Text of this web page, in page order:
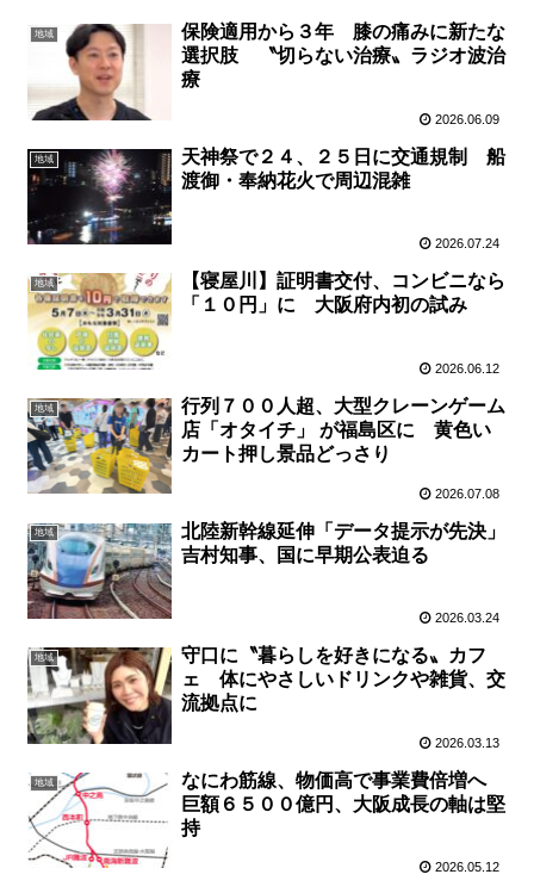
地域
保険適用から３年 膝の痛みに新たな
選択肢 〝切らない治療〟ラジオ波治
療
2026.06.09
地域
天神祭で２４、２５日に交通規制 船
渡御・奉納花火で周辺混雑
2026.07.24
地域
【寝屋川】証明書交付、コンビニなら
「１０円」に 大阪府内初の試み
2026.06.12
地域
行列７００人超、大型クレーンゲーム
店「オタイチ」 が福島区に 黄色い
カート押し景品どっさり
2026.07.08
地域
北陸新幹線延伸「データ提示が先決」
吉村知事、国に早期公表迫る
2026.03.24
地域
守口に〝暮らしを好きになる〟カフ
ェ 体にやさしいドリンクや雑貨、交
流拠点に
2026.03.13
地域
なにわ筋線、物価高で事業費倍増へ
巨額６５００億円、大阪成長の軸は堅
持
2026.05.12